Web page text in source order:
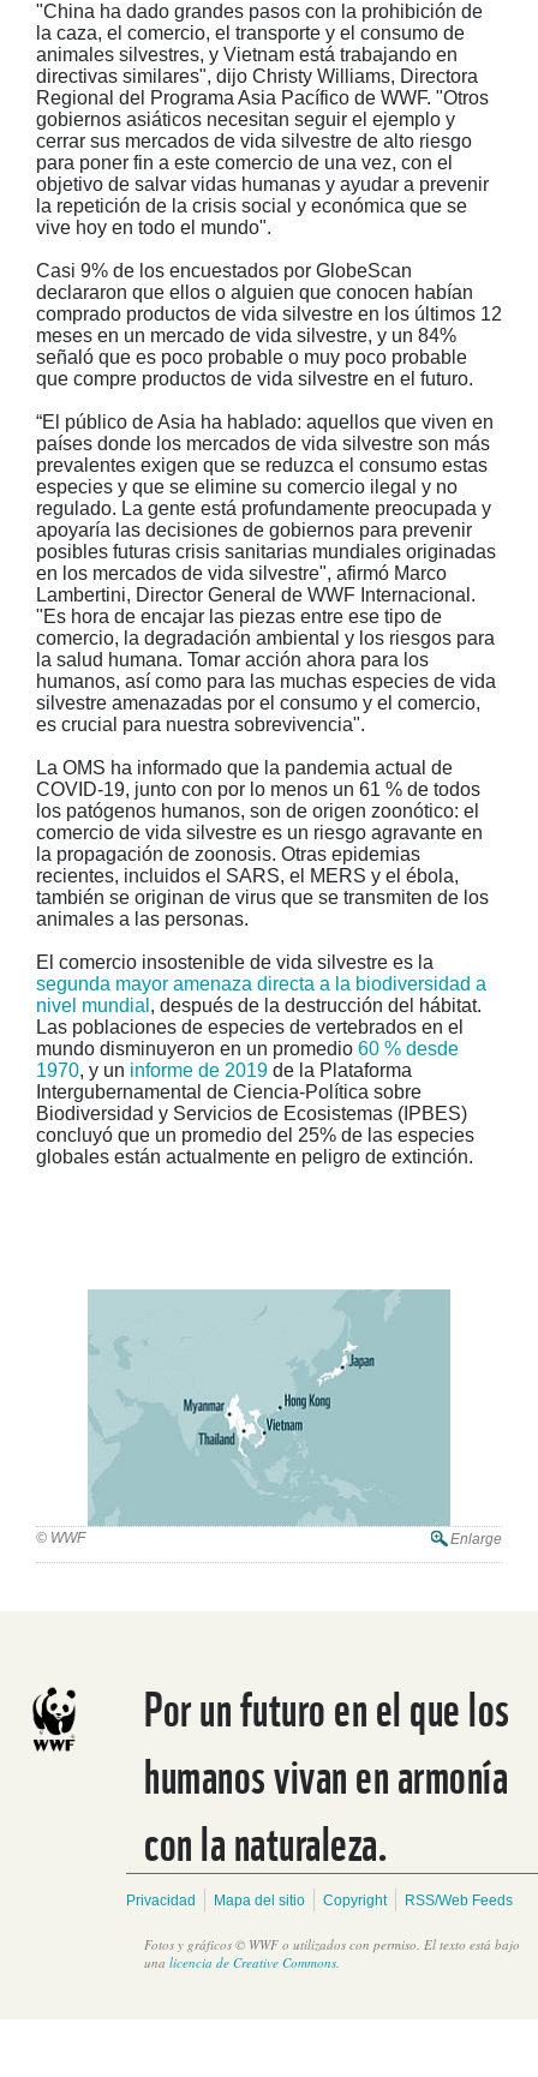
"China ha dado grandes pasos con la prohibición de
la caza, el comercio, el transporte y el consumo de
animales silvestres, y Vietnam está trabajando en
directivas similares", dijo Christy Williams, Directora
Regional del Programa Asia Pacífico de WWF. "Otros
gobiernos asiáticos necesitan seguir el ejemplo y
cerrar sus mercados de vida silvestre de alto riesgo
para poner fin a este comercio de una vez, con el
objetivo de salvar vidas humanas y ayudar a prevenir
la repetición de la crisis social y económica que se
vive hoy en todo el mundo".
Casi 9% de los encuestados por GlobeScan
declararon que ellos o alguien que conocen habían
comprado productos de vida silvestre en los últimos 12
meses en un mercado de vida silvestre, y un 84%
señaló que es poco probable o muy poco probable
que compre productos de vida silvestre en el futuro.
“El público de Asia ha hablado: aquellos que viven en
países donde los mercados de vida silvestre son más
prevalentes exigen que se reduzca el consumo estas
especies y que se elimine su comercio ilegal y no
regulado. La gente está profundamente preocupada y
apoyaría las decisiones de gobiernos para prevenir
posibles futuras crisis sanitarias mundiales originadas
en los mercados de vida silvestre", afirmó Marco
Lambertini, Director General de WWF Internacional.
"Es hora de encajar las piezas entre ese tipo de
comercio, la degradación ambiental y los riesgos para
la salud humana. Tomar acción ahora para los
humanos, así como para las muchas especies de vida
silvestre amenazadas por el consumo y el comercio,
es crucial para nuestra sobrevivencia".
La OMS ha informado que la pandemia actual de
COVID-19, junto con por lo menos un 61 % de todos
los patógenos humanos, son de origen zoonótico: el
comercio de vida silvestre es un riesgo agravante en
la propagación de zoonosis. Otras epidemias
recientes, incluidos el SARS, el MERS y el ébola,
también se originan de virus que se transmiten de los
animales a las personas.
El comercio insostenible de vida silvestre es la
segunda mayor amenaza directa a la biodiversidad a
nivel mundial , después de la destrucción del hábitat.
Las poblaciones de especies de vertebrados en el
mundo disminuyeron en un promedio 60 % desde
1970, y un informe de 2019 de la Plataforma
Intergubernamental de Ciencia-Política sobre
Biodiversidad y Servicios de Ecosistemas (IPBES)
concluyó que un promedio del 25% de las especies
globales están actualmente en peligro de extinción.
© WWF Enlarge
Por un futuro en el que los
humanos vivan en armonía
con la naturaleza.
Privacidad Mapa del sitio Copyright RSS/Web Feeds
Fotos y gráficos © WWF o utilizados con permiso. El texto está bajo
una licencia de Creative Commons.